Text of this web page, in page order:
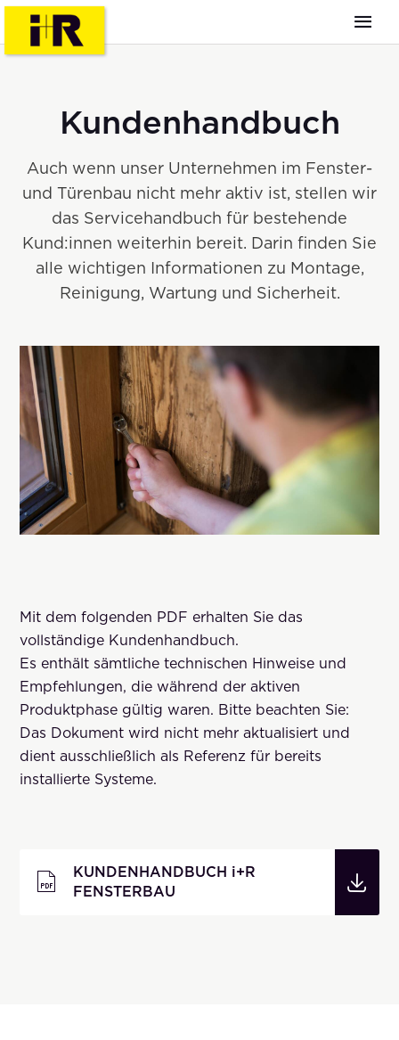
Kundenhandbuch
Auch wenn unser Unternehmen im Fenster-
und Türenbau nicht mehr aktiv ist, stellen wir
das Servicehandbuch für bestehende
Kund:innen weiterhin bereit. Darin finden Sie
alle wichtigen Informationen zu Montage,
Reinigung, Wartung und Sicherheit.
Mit dem folgenden PDF erhalten Sie das
vollständige Kundenhandbuch.
Es enthält sämtliche technischen Hinweise und
Empfehlungen, die während der aktiven
Produktphase gültig waren. Bitte beachten Sie:
Das Dokument wird nicht mehr aktualisiert und
dient ausschließlich als Referenz für bereits
installierte Systeme.
KUNDENHANDBUCH i+R
FENSTERBAU